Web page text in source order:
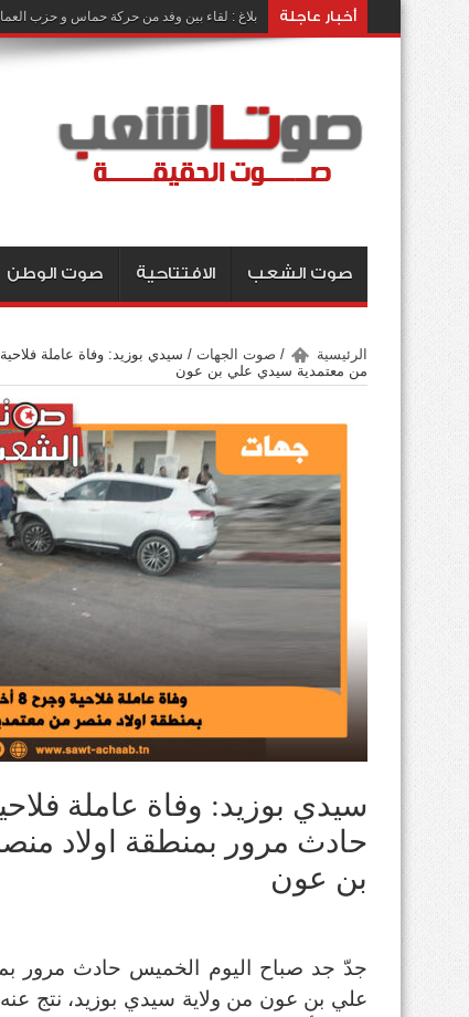
أخبار عاجلة بلاغ : لقاء بين وفد من حركة حماس و حزب
صوت الشعب الافتتاحية صوت الوطن
الرئيسية / صوت الجهات /
من معتمدية سيدي علي بن عون
حادث مرور بمنطقة اولاد
بن عون
جدّ جد صباح اليوم الخميس حادث مرور
علي بن عون من ولاية سيدي بوزيد، نتج